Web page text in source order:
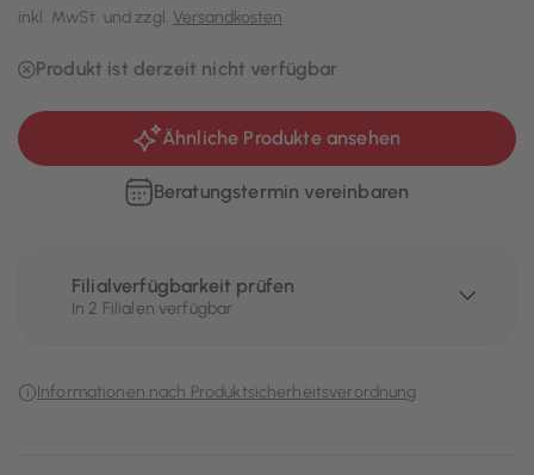
inkl. MwSt. und zzgl. Versandkosten
Produkt ist derzeit nicht verfügbar
Ähnliche Produkte ansehen
Beratungstermin vereinbaren
Filialverfügbarkeit prüfen
In 2 Filialen verfügbar
Informationen nach Produktsicherheitsverordnung